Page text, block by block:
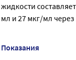
жидкости
мл и 27 мкг/мл
Показания